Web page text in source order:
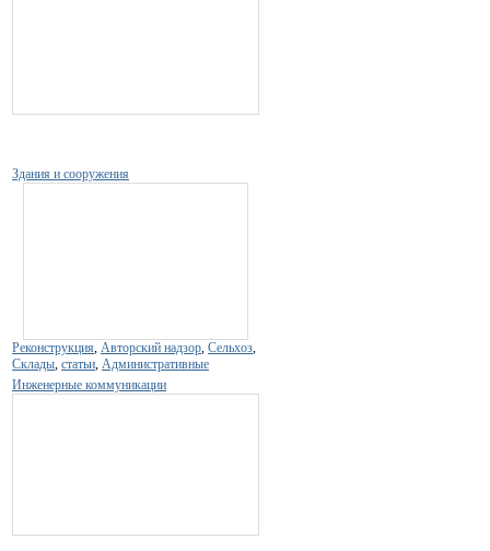
Здания и сооружения
Реконструкция, Авторский надзор, Сельхоз,
Склады, статьи, Административные
Инженерные коммуникации